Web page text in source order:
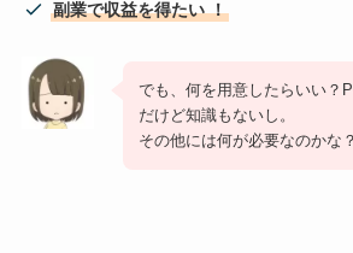
副業で収益を得たい ！
でも、何を用意したらいい？
だけど知識もないし。
その他には何が必要なのかな？